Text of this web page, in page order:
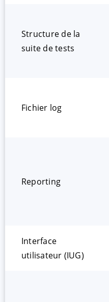
Structure de la
suite de tests
Fichier log
Reporting
Interface
utilisateur (IUG)